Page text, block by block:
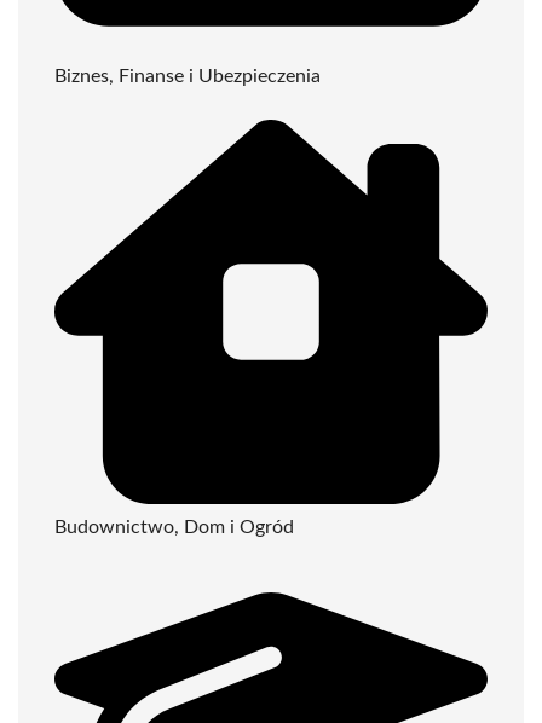
Biznes, Finanse i Ubezpieczenia
Budownictwo, Dom i Ogród